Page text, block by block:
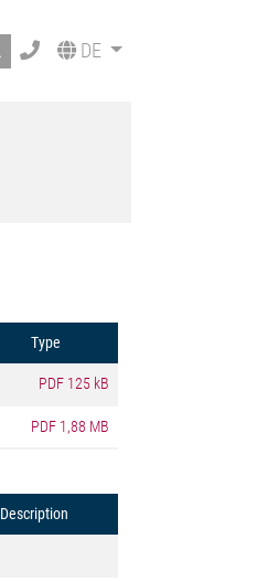
DE
Type
PDF 125 kB
PDF 1,88 MB
Description